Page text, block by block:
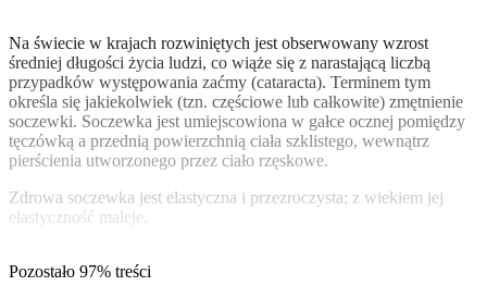
Na świecie w krajach rozwiniętych jest obserwowany wzrost
średniej długości życia ludzi, co wiąże się z narastającą liczbą
przypadków występowania zaćmy (cataracta). Terminem tym
określa się jakiekolwiek (tzn. częściowe lub całkowite) zmętnienie
soczewki. Soczewka jest umiejscowiona w gałce ocznej pomiędzy
tęczówką a przednią powierzchnią ciała szklistego, wewnątrz
pierścienia utworzonego przez ciało rzęskowe.
Zdrowa soczewka jest elastyczna i przezroczysta; z wiekiem jej
elastyczność maleje.
Pozostało 97% treści